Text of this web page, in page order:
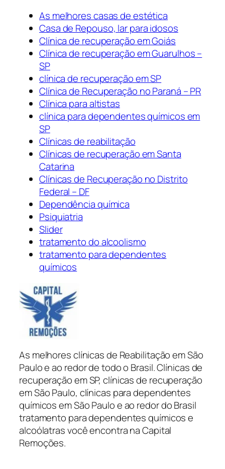
As melhores casas de estética
Casa de Repouso, lar para idosos
Clínica de recuperação em Goiás
Clínica de recuperação em Guarulhos –
SP
clínica de recuperação em SP
Clínica de Recuperação no Paraná – PR
Clínica para altistas
clínica para dependentes químicos em
SP
Clínicas de reabilitação
Clínicas de recuperação em Santa
Catarina
Clínicas de Recuperação no Distrito
Federal – DF
Dependência química
Psiquiatria
Slider
tratamento do alcoolismo
tratamento para dependentes
químicos
As melhores clínicas de Reabilitação em São
Paulo e ao redor de todo o Brasil. Clínicas de
recuperação em SP, clínicas de recuperação
em São Paulo, clínicas para dependentes
químicos em São Paulo e ao redor do Brasil
tratamento para dependentes químicos e
alcoólatras você encontra na Capital
Remoções.